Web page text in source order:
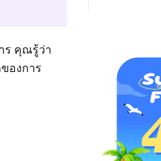
ร คุณรู้ว่า
องการ